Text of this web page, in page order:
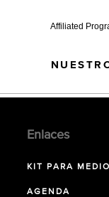
Affiliated
Enlaces
KIT PARA
AGENDA